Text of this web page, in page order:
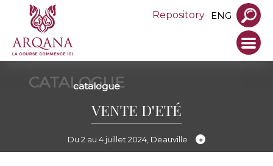
Repository ENG
CATALOGUE
catalogue
VENTE D'ETÉ
Du 2 au 4 juillet 2024, Deauville